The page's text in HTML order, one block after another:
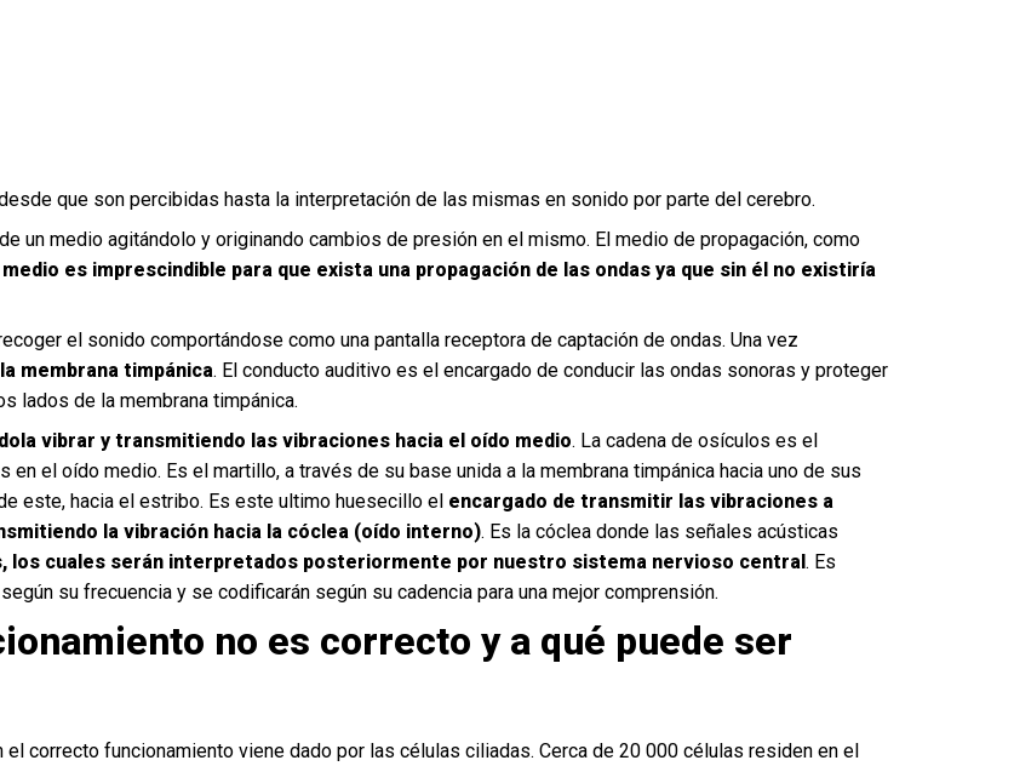
que son percibidas hasta la interpretación de las mismas en sonido por parte del cerebro.
un medio agitándolo y originando cambios de presión en el mismo. El medio de propagación, como
es imprescindible para que exista una propagación de las ondas ya que sin él no existiría
el sonido comportándose como una pantalla receptora de captación de ondas. Una vez
membrana timpánica. El conducto auditivo es el encargado de conducir las ondas sonoras y proteger
lados de la membrana timpánica.
vibrar y transmitiendo las vibraciones hacia el oído medio. La cadena de osículos es el
el oído medio. Es el martillo, a través de su base unida a la membrana timpánica hacia uno de sus
este, hacia el estribo. Es este ultimo huesecillo el encargado de transmitir las vibraciones a
la vibración hacia la cóclea (oído interno). Es la cóclea donde las señales acústicas
los cuales serán interpretados posteriormente por nuestro sistema nervioso central. Es
su frecuencia y se codificarán según su cadencia para una mejor comprensión.
no es correcto y a qué puede ser
correcto funcionamiento viene dado por las células ciliadas. Cerca de 20 000 células residen en el